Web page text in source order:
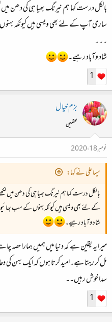
بالکل درست کہا ہم نیرنگ بھیا ہی کی دھن میں
ساری آپ کے لئے بھی ویسی ہیں کیونکہ
۔۔۔
شاد وآباد رہیے۔
1
بزم خیال
محفلین
نومبر 18، 2020
سیما علی نے کہا:
بالکل درست کہا ہم نیرنگ بھیا ہی کی دھن میں
کے لئے بھی ویسی ہیں کیونکہ بہنوں کے سب
شاد وآباد رہیے۔
میرا یہ یقین ہے کہ دنیا میں ہمیں ہمارا
مل کر رہتا ہے۔امید کرتا ہوں کہ ایک بہن کی
سدا خوش رہیں۔۔
1